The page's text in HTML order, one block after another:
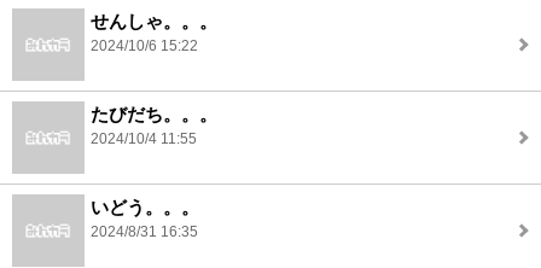
せんしゃ。。。
2024/10/6 15:22
たびだち。。。
2024/10/4 11:55
いどう。。。
2024/8/31 16:35